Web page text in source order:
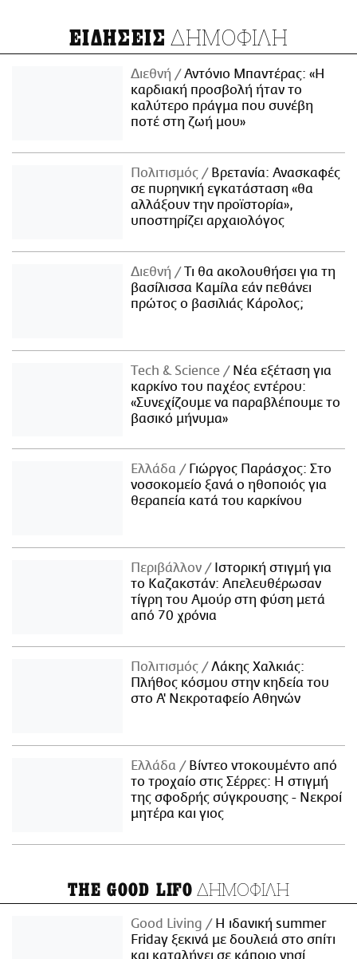
ΕΙΔΗΣΕΙΣ ΔΗΜΟΦΙΛΗ
Διεθνή
Αντόνιο Μπαντέρας: «Η
καρδιακή προσβολή ήταν το
καλύτερο πράγμα που συνέβη
ποτέ στη ζωή μου»
Πολιτισμός
Βρετανία: Ανασκαφές
σε πυρηνική εγκατάσταση «θα
αλλάξουν την προϊστορία»,
υποστηρίζει αρχαιολόγος
Διεθνή
Τι θα ακολουθήσει για τη
βασίλισσα Καμίλα εάν πεθάνει
πρώτος ο βασιλιάς Κάρολος;
Τech & Science
Νέα εξέταση για
καρκίνο του παχέος εντέρου:
«Συνεχίζουμε να παραβλέπουμε το
βασικό μήνυμα»
Ελλάδα
Γιώργος Παράσχος: Στο
νοσοκομείο ξανά ο ηθοποιός για
θεραπεία κατά του καρκίνου
Περιβάλλον
Ιστορική στιγμή για
το Καζακστάν: Απελευθέρωσαν
τίγρη του Αμούρ στη φύση μετά
από 70 χρόνια
Πολιτισμός
Λάκης Χαλκιάς:
Πλήθος κόσμου στην κηδεία του
στο Α' Νεκροταφείο Αθηνών
Ελλάδα
Βίντεο ντοκουμέντο από
το τροχαίο στις Σέρρες: Η στιγμή
της σφοδρής σύγκρουσης - Νεκροί
μητέρα και γιος
THE GOOD LIFO ΔΗΜΟΦΙΛΗ
Good Living
Η ιδανική summer
Friday ξεκινά με δουλειά στο σπίτι
και καταλήγει σε κάποιο νησί